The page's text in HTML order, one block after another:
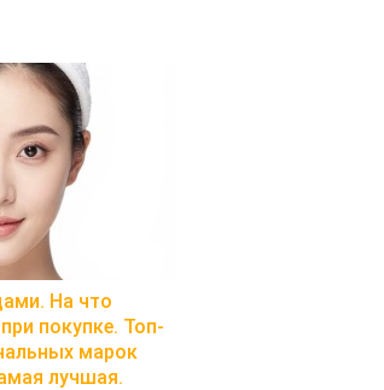
На что
покупке. Топ-
марок
лучшая.